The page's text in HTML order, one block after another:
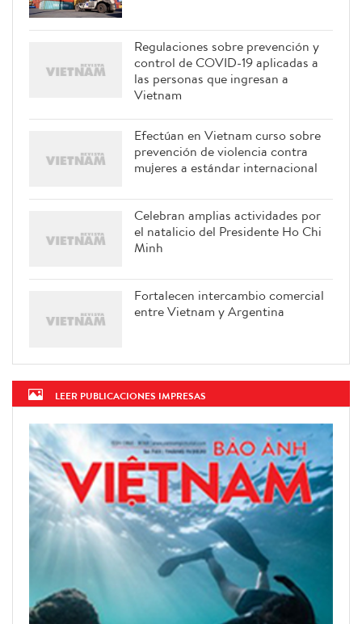
Regulaciones sobre prevención y
control de COVID-19 aplicadas a
las personas que ingresan a
Vietnam
Efectúan en Vietnam curso sobre
prevención de violencia contra
mujeres a estándar internacional
Celebran amplias actividades por
el natalicio del Presidente Ho Chi
Minh
Fortalecen intercambio comercial
entre Vietnam y Argentina
LEER PUBLICACIONES IMPRESAS